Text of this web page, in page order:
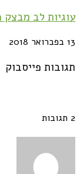
עוגיות לב מבצק
13 בפברואר 2018
תגובות פייסבוק
2 תגובות